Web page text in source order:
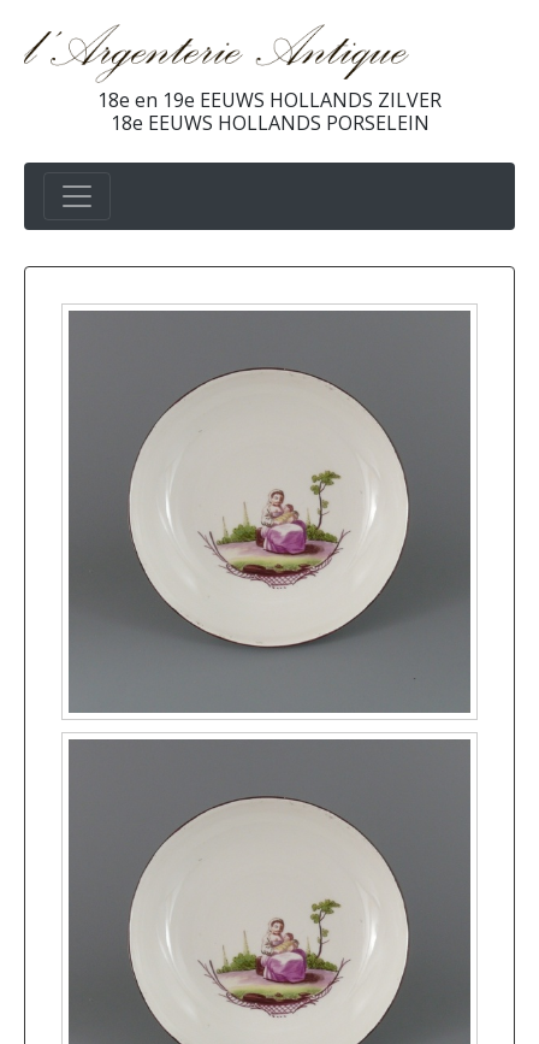
18e en 19e EEUWS HOLLANDS ZILVER
18e EEUWS HOLLANDS PORSELEIN